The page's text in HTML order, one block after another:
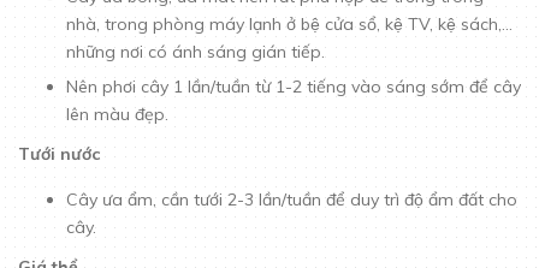
nhà, trong phòng máy lạnh ở bệ cửa sổ, kệ TV, kệ sách,...
những nơi có ánh sáng gián tiếp.
Nên phơi cây 1 lần/tuần từ 1-2 tiếng vào sáng sớm để cây
lên màu đẹp.
Tưới nước
Cây ưa ẩm, cần tưới 2-3 lần/tuần để duy trì độ ẩm đất cho
cây.